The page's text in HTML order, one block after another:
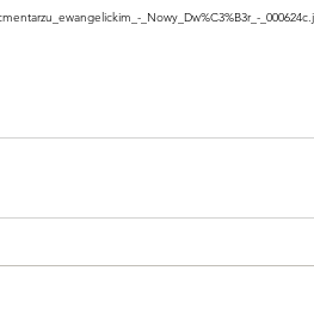
_Nowy_Dw%C3%B3r_-